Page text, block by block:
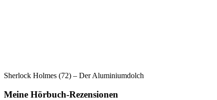
Sherlock Holmes (72) – Der Aluminiumdolch
Meine Hörbuch-Rezensionen